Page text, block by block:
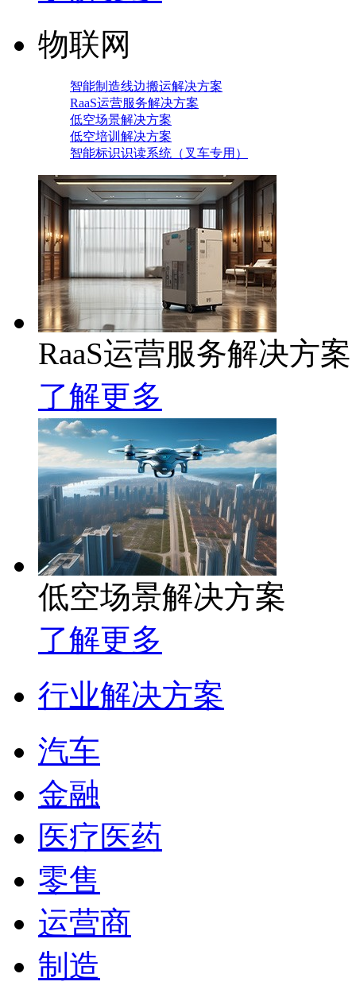
物联网
智能制造线边搬运解决方案
RaaS运营服务解决方案
低空场景解决方案
低空培训解决方案
智能标识识读系统（叉车专用）
RaaS运营服务解决方案
了解更多
低空场景解决方案
了解更多
行业解决方案
汽车
金融
医疗医药
零售
运营商
制造